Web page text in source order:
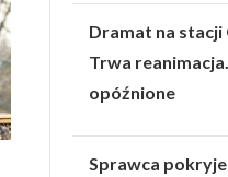
Dramat na stacji
Trwa
opóźnione
Sprawca